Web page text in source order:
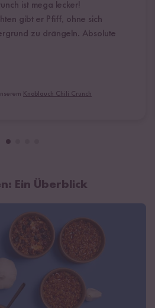
ist mega lecker!
gibt er Pfiff, ohne sich
zu drängeln. Absolute
Knoblauch Chili Crunch
Ein Überblick